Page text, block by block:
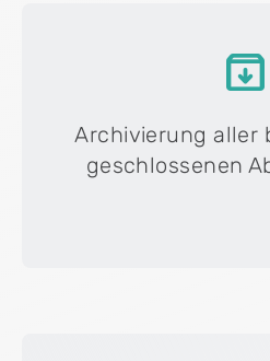
archive
Archivierung aller
geschlossenen